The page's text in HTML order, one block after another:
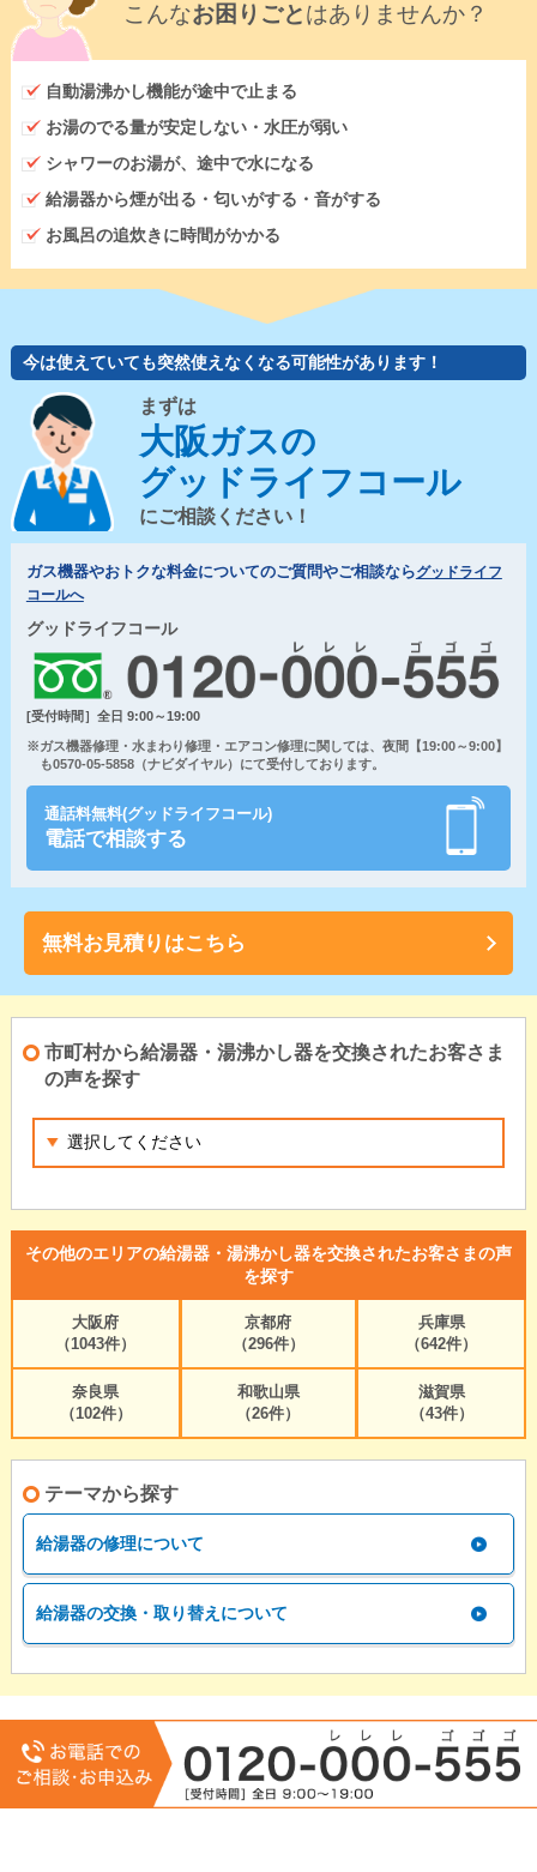
こんなお困りごとはありませんか？
自動湯沸かし機能が途中で止まる
お湯のでる量が安定しない・水圧が弱い
シャワーのお湯が、途中で水になる
給湯器から煙が出る・匂いがする・音がする
お風呂の追炊きに時間がかかる
今は使えていても突然使えなくなる可能性があります！
まずは
大阪ガスの
グッドライフコール
にご相談ください！
ガス機器やおトクな料金についてのご質問やご相談ならグッドライフ
コールへ
グッドライフコール
[受付時間］全日 9:00～19:00
※ガス機器修理・水まわり修理・エアコン修理に関しては、夜間【19:00～9:00】
も0570-05-5858（ナビダイヤル）にて受付しております。
通話料無料(グッドライフコール)
電話で相談する
無料お見積りはこちら
市町村から給湯器・湯沸かし器を交換されたお客さま
の声を探す
その他のエリアの給湯器・湯沸かし器を交換されたお客さまの声
を探す
大阪府
（1043件）
京都府
（296件）
兵庫県
（642件）
奈良県
（102件）
和歌山県
（26件）
滋賀県
（43件）
テーマから探す
給湯器の修理について
給湯器の交換・取り替えについて